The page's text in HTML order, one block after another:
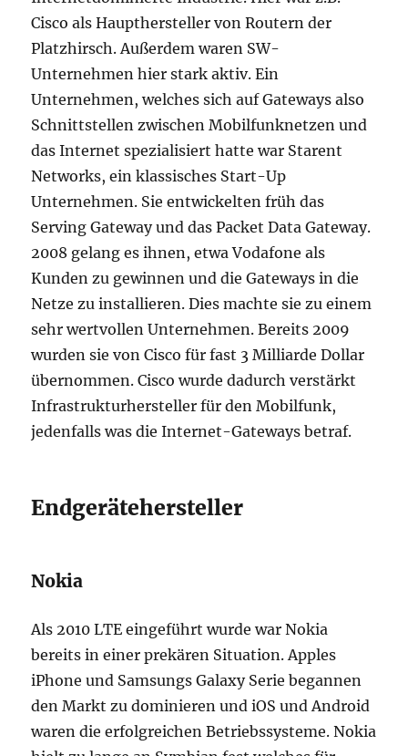
Cisco als Haupthersteller von Routern der
Platzhirsch. Außerdem waren SW-
Unternehmen hier stark aktiv. Ein
Unternehmen, welches sich auf Gateways also
Schnittstellen zwischen Mobilfunknetzen und
das Internet spezialisiert hatte war Starent
Networks, ein klassisches Start-Up
Unternehmen. Sie entwickelten früh das
Serving Gateway und das Packet Data Gateway.
2008 gelang es ihnen, etwa Vodafone als
Kunden zu gewinnen und die Gateways in die
Netze zu installieren. Dies machte sie zu einem
sehr wertvollen Unternehmen. Bereits 2009
wurden sie von Cisco für fast 3 Milliarde Dollar
übernommen. Cisco wurde dadurch verstärkt
Infrastrukturhersteller für den Mobilfunk,
jedenfalls was die Internet-Gateways betraf.
Endgerätehersteller
Nokia
Als 2010 LTE eingeführt wurde war Nokia
bereits in einer prekären Situation. Apples
iPhone und Samsungs Galaxy Serie begannen
den Markt zu dominieren und iOS und Android
waren die erfolgreichen Betriebssysteme. Nokia